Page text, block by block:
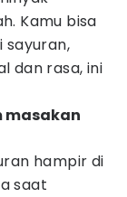
Kamu bisa
dan rasa, ini
masakan
hampir di
saat